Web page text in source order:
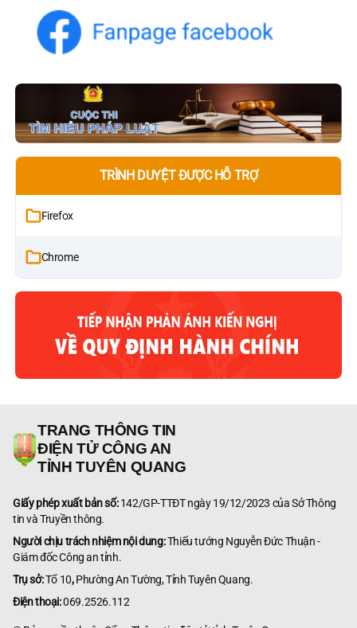
TRÌNH DUYỆT ĐƯỢC HỖ TRỢ
Firefox
Chrome
TRANG THÔNG TIN
ĐIỆN TỬ CÔNG AN
TỈNH TUYÊN QUANG
Giấy phép xuất bản số:142/GP-TTĐT ngày 19/12/2023 của Sở Thông
tin và Truyền thông.
Người chịu trách nhiệm nội dung:Thiếu tướng Nguyễn Đức Thuận -
Giám đốc Công an tỉnh.
Trụ sở:Tổ 10,Phường An Tường, Tỉnh Tuyên Quang.
Điện thoại:069.2526.112